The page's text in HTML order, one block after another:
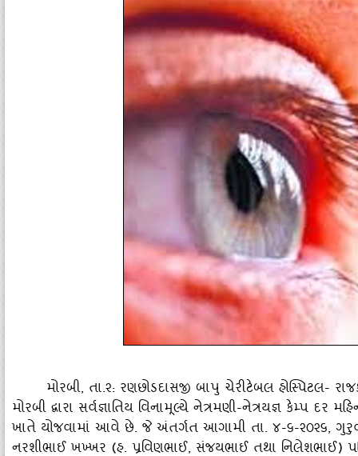
મોરબી, તા.૨: રણછોડદાસજી બાપુ ચેરીટેબલ હોસ્‍પિટલ-
મોરબી દ્વારા સર્વજ્ઞાતિય વિનામૂલ્‍યે નેત્રમણી-નેત્રયજ્ઞ કેમ્‍પ દર
ખાતે યોજવામાં આવે છે. જે અંતર્ગત આગામી તા. ૪-૬-૨૦૨૬,
નરશીભાઈ ખખ્‍ખર (હ. પ્રવિણભાઈ, સંજયભાઈ તથા નિલેશભાઈ)